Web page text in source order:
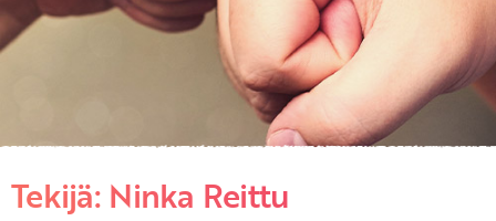
KIRJAUDU SISÄÄN
Etkö ole vielä asiakkaamme?
Luo asiakastili tästä!
Tekijä: Ninka Reittu